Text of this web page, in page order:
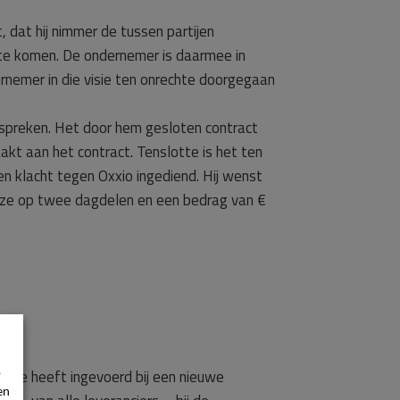
hij nimmer de tussen partijen
De ondernemer is daarmee in
in die visie ten onrechte doorgegaan
Het door hem gesloten contract
aan het contract. Tenslotte is het ten
klacht tegen Oxxio ingediend. Hij wenst
op twee dagdelen en een bedrag van €
heeft ingevoerd bij een nieuwe